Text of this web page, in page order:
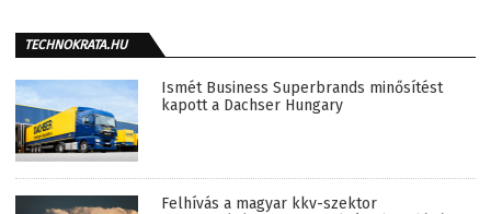
TECHNOKRATA.HU
Ismét Business Superbrands minősítést
kapott a Dachser Hungary
Felhívás a magyar kkv-szektor